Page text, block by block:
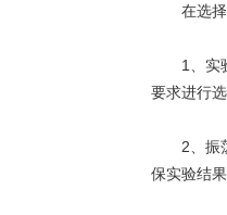
在选择
1、实验
要求进行
2、振荡
保实验结